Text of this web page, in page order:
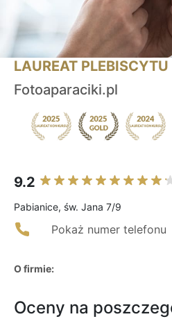
LAUREAT PLEBISCYTU
Fotoaparaciki.pl
9.2
Pabianice, św. Jana 7/9
Pokaż numer telefonu
O firmie:
Oceny na